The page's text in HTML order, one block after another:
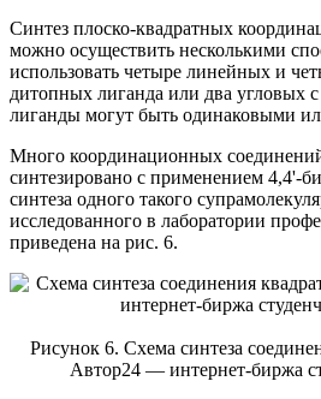
Синтез плоско-квадратных
можно осуществить несколькими
использовать четыре линейных и
дитопных лиганда или два угловых
лиганды могут быть одинаковыми
Много координационных
синтезировано с применением 4,4'-
синтеза одного такого
исследованного в лаборатории
приведена на рис. 6.
Рисунок 6. Схема синтеза
Автор24 — интернет-биржа